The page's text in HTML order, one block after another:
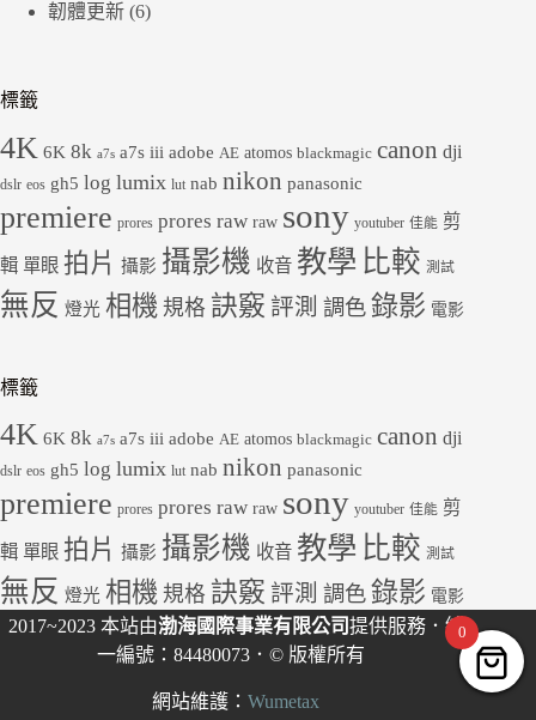
韌體更新 (6)
標籤
4K 6K 8k a7s a7s iii adobe AE atomos blackmagic canon dji
dslr eos gh5 log lumix lut nab nikon panasonic
premiere prores prores raw raw sony youtuber 佳能 剪
輯 單眼 拍片 攝影 攝影機 收音 教學 比較 測試
無反 燈光 相機 規格 訣竅 評測 調色 錄影 電影
標籤
4K 6K 8k a7s a7s iii adobe AE atomos blackmagic canon dji
dslr eos gh5 log lumix lut nab nikon panasonic
premiere prores prores raw raw sony youtuber 佳能 剪
輯 單眼 拍片 攝影 攝影機 收音 教學 比較 測試
無反 燈光 相機 規格 訣竅 評測 調色 錄影 電影
2017~2023 本站由渤海國際事業有限公司 提供服務．統
一編號：84480073．© 版權所有
網站維護：Wumetax
0